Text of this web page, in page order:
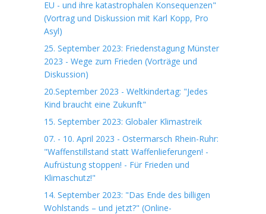
EU - und ihre katastrophalen Konsequenzen"
(Vortrag und Diskussion mit Karl Kopp, Pro
Asyl)
25. September 2023: Friedenstagung Münster
2023 - Wege zum Frieden (Vorträge und
Diskussion)
20.September 2023 - Weltkindertag: "Jedes
Kind braucht eine Zukunft"
15. September 2023: Globaler Klimastreik
07. - 10. April 2023 - Ostermarsch Rhein-Ruhr:
"Waffenstillstand statt Waffenlieferungen! -
Aufrüstung stoppen! - Für Frieden und
Klimaschutz!"
14. September 2023: "Das Ende des billigen
Wohlstands – und jetzt?" (Online-